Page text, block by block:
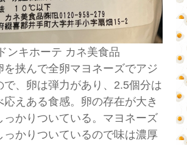
ンキホーテ カネ美食品
を挟んで全卵マヨネーズでアジ
で、卵は弾力があり、2.5個分は
応えある食感。卵の存在が大き
っかりついている。マヨネーズ
っかりついているので味は濃厚